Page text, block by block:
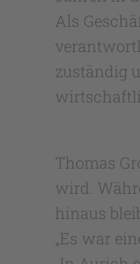
Als
zuständig
Thomas
wird.
hinaus
„Es war